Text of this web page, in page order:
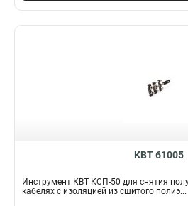
КВТ 61005
Инструмент КВТ КСП-50 для снятия
кабелях с изоляцией из сшитого полиэ...